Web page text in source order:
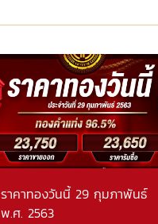
ราคาทองวันนี้ 29 กุมภาพันธ์
พ.ศ. 2563